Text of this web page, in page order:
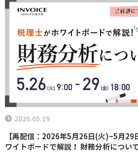
【再配信：2026年5月26日(火)~5月
ワイトボードで解説！ 財務分析について
2026.05.19